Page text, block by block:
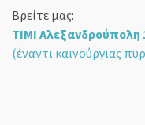
Βρείτε μας:
ΤΙΜΙ
(έναντι καινούργιας